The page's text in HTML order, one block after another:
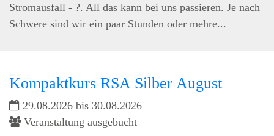
Stromausfall - ?. All das kann bei uns passieren. Je nach
Schwere sind wir ein paar Stunden oder mehre...
Kompaktkurs RSA Silber August
29.08.2026 bis 30.08.2026
Veranstaltung ausgebucht